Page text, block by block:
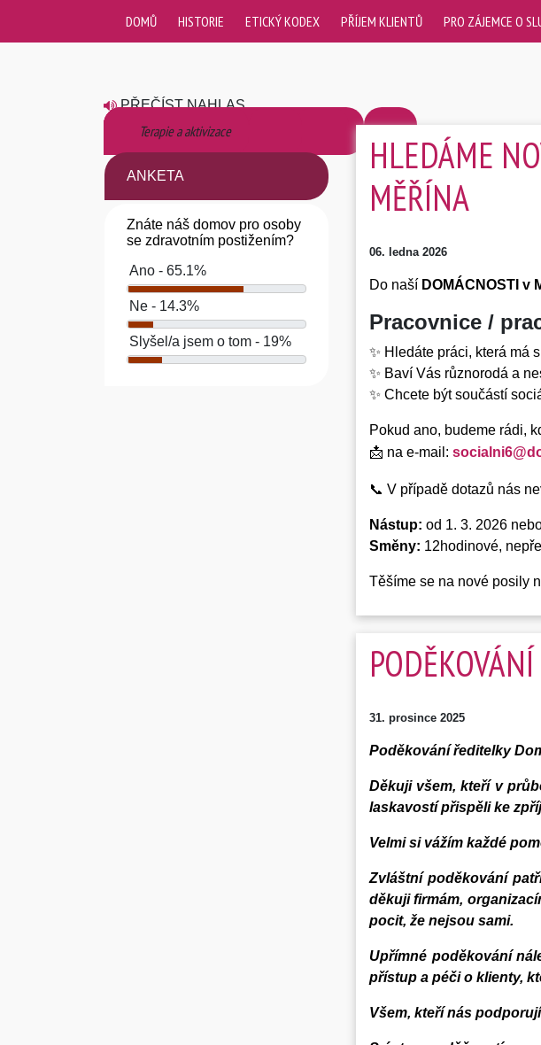
DOMŮ HISTORIE ETICKÝ KODEX PŘÍJEM KLIENTŮ PRO ZÁJEMCE O
Staňte se naším dobrovolníkem
Domov Kamélie Křižanov
Domov pro osoby se zdravotním postižením
Chráněné bydlení
Domov se zvláštním režimem
Terapie a aktivizace
PŘEČÍST NAHLAS
ANKETA
Znáte náš domov pro osoby
se zdravotním postižením?
Ano - 65.1%
Ne - 14.3%
Slyšel/a jsem o tom - 19%
HLEDÁME
MĚŘÍNA
06. ledna 2026
Do naší DOMÁCNOSTI v
Pracovnice /
✨ Hledáte práci, která má
✨ Baví Vás různorodá a
✨ Chcete být součástí
Pokud ano, budeme rádi,
📩 na e-mail:
📞 V případě dotazů nás
Nástup: od 1. 3. 2026
Směny: 12hodinové,
Těšíme se na nové posily
31. prosince 2025
Poděkování ředitelky
Děkuji všem, kteří v
laskavostí přispěli ke
Velmi si vážím každé
Zvláštní poděkování
děkuji firmám,
pocit, že nejsou sami.
Upřímné poděkování
přístup a péči o klienty,
Všem, kteří nás